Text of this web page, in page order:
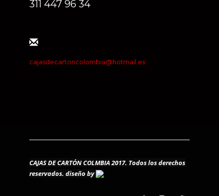
311 447 96 34
cajasdecartoncolombia@hotmail.es
CAJAS DE CARTÓN COLMBIA 2017. Todos los derechos
reservados. diseño by